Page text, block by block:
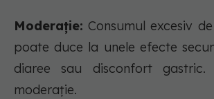
Moderație: Consumul excesiv
poate duce la unele efecte
diaree sau disconfort gastric.
moderație.